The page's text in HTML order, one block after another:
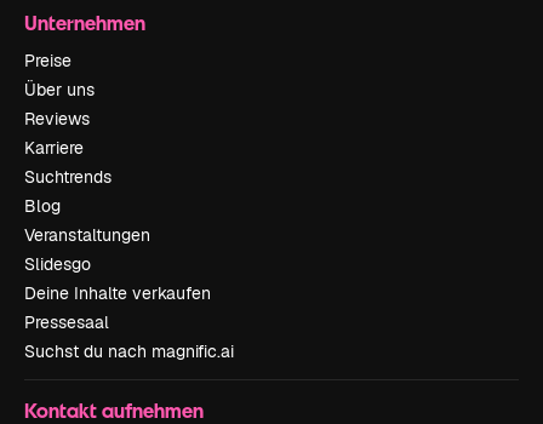
Unternehmen
Preise
Über uns
Reviews
Karriere
Suchtrends
Blog
Veranstaltungen
Slidesgo
Deine Inhalte verkaufen
Pressesaal
Suchst du nach magnific.ai
Kontakt aufnehmen